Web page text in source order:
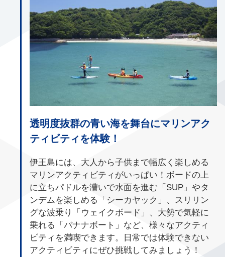
透明度抜群の青い海を舞台にマリンアク
ティビティを体験！
伊王島には、大人から子供まで幅広く楽しめる
マリンアクティビティがいっぱい！ボードの上
に立ちパドルを漕いで水面を進む「SUP」やタ
ンデムを楽しめる「シーカヤック」、スリリン
グな波乗り「ウェイクボード」、大勢で気軽に
乗れる「バナナボート」など、様々なアクティ
ビティを満喫できます。日常では体験できない
アクティビティにぜひ挑戦してみましょう！